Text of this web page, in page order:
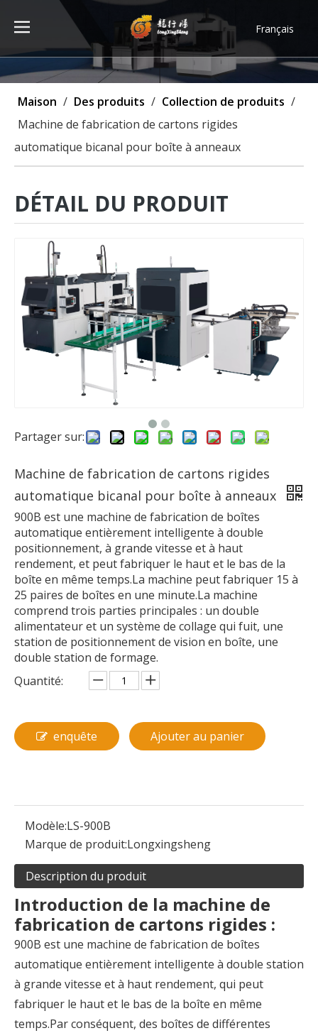
Français
Türk dili
ไทย
Maison / Des produits / Collection de produits /
Machine de fabrication de cartons rigides
automatique bicanal pour boîte à anneaux
DÉTAIL DU PRODUIT
Partager sur:
Machine de fabrication de cartons rigides
automatique bicanal pour boîte à anneaux
900B est une machine de fabrication de boîtes
automatique entièrement intelligente à double
positionnement, à grande vitesse et à haut
rendement, et peut fabriquer le haut et le bas de la
boîte en même temps.La machine peut fabriquer 15 à
25 paires de boîtes en une minute.La machine
comprend trois parties principales : un double
alimentateur et un système de collage qui fuit, une
station de positionnement de vision en boîte, une
double station de formage.
Quantité:
enquête Ajouter au panier
Modèle:LS-900B
Marque de produit:Longxingsheng
Description du produit
Introduction de la machine de
fabrication de cartons rigides :
900B est une machine de fabrication de boîtes
automatique entièrement intelligente à double station
à grande vitesse et à haut rendement, qui peut
fabriquer le haut et le bas de la boîte en même
temps.Par conséquent, des boîtes de différentes